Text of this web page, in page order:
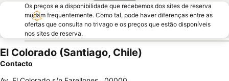
Os preços e a disponibilidade que recebemos dos sites de reserva
mudam frequentemente. Como tal, pode haver diferenças entre as
ofertas que consulta no trivago e os preços que estão disponíveis
nos sites de reserva.
El Colorado (Santiago, Chile)
Contacto